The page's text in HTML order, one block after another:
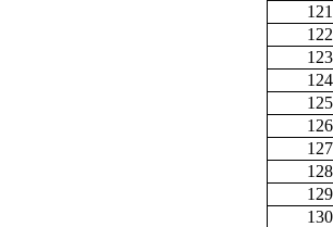
121
122
123
124
125
126
127
128
129
130